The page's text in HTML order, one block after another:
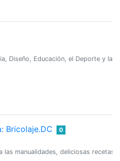
Diseño, Educación, el Deporte y las
Bricolaje.DC 0
las manualidades, deliciosas